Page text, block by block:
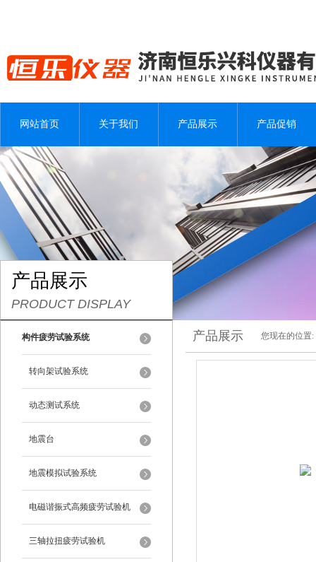
网站首页 关于我们 产品展示 产品促销
产品展示
PRODUCT DISPLAY
构件疲劳试验系统
转向架试验系统
动态测试系统
地震台
地震模拟试验系统
电磁谐振式高频疲劳试验机
三轴拉扭疲劳试验机
产品展示 您现在的位置: